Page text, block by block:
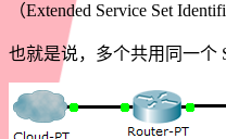
（Extended Service Set
也就是说，多个共用同一个